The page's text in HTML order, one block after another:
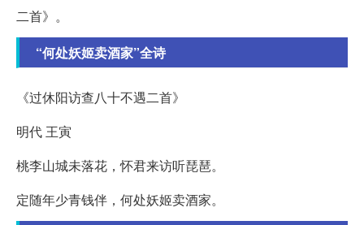
二首》。
“何处妖姬卖酒家”全诗
《过休阳访查八十不遇二首》
明代 王寅
桃李山城未落花，怀君来访听琵琶。
定随年少青钱伴，何处妖姬卖酒家。